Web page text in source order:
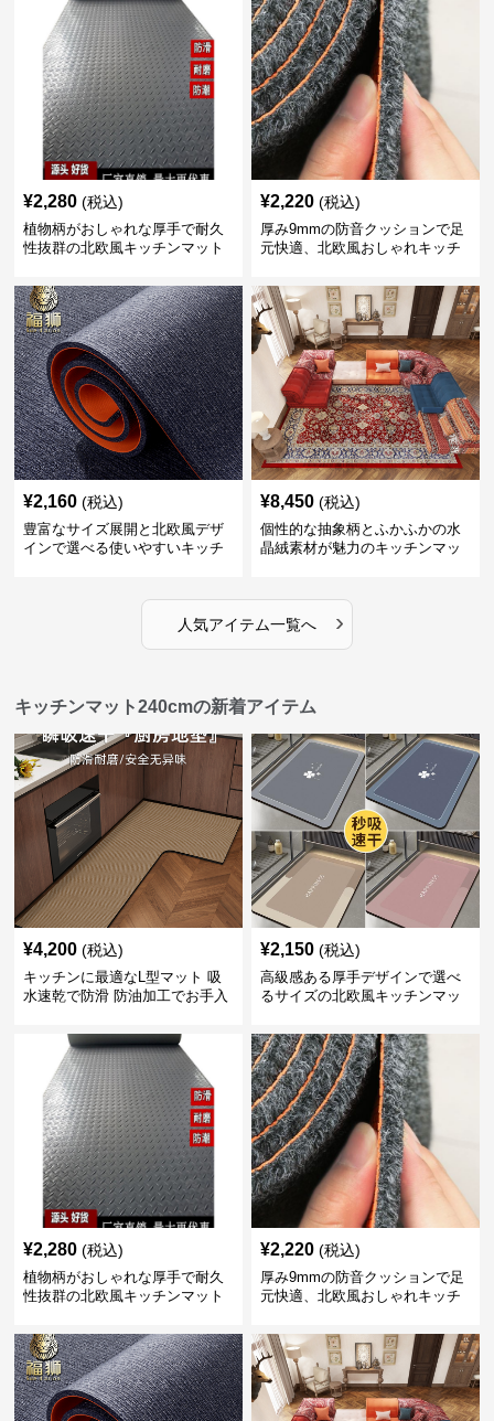
¥2,280 (税込)
植物柄がおしゃれな厚手で耐久
性抜群の北欧風キッチンマット
¥2,220 (税込)
厚み9mmの防音クッションで足
元快適、北欧風おしゃれキッチ
¥2,160 (税込)
豊富なサイズ展開と北欧風デザ
インで選べる使いやすいキッチ
¥8,450 (税込)
個性的な抽象柄とふかふかの水
晶絨素材が魅力のキッチンマッ
人気アイテム一覧へ ›
キッチンマット240cmの新着アイテム
¥4,200 (税込)
キッチンに最適なL型マット 吸
水速乾で防滑 防油加工でお手入
¥2,150 (税込)
高級感ある厚手デザインで選べ
るサイズの北欧風キッチンマッ
¥2,280 (税込)
植物柄がおしゃれな厚手で耐久
性抜群の北欧風キッチンマット
¥2,220 (税込)
厚み9mmの防音クッションで足
元快適、北欧風おしゃれキッチ